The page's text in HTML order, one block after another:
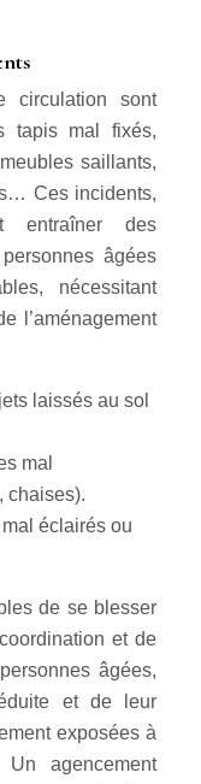
circulation sont
tapis mal fixés,
saillants,
Ces incidents,
entraîner des
âgées
nécessitant
l’aménagement
laissés au sol
mal
chaises).
éclairés ou
de se blesser
et de
âgées,
et de leur
exposées à
agencement